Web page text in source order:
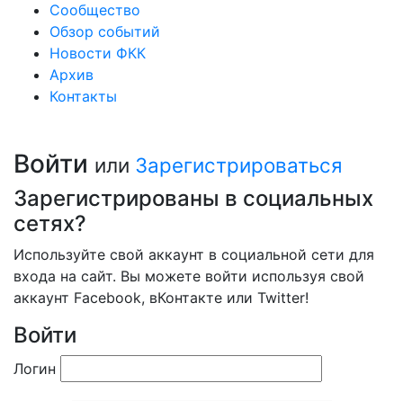
Сообщество
Обзор событий
Новости ФКК
Архив
Контакты
Войти или Зарегистрироваться
Зарегистрированы в социальных
сетях?
Используйте свой аккаунт в социальной сети для
входа на сайт. Вы можете войти используя свой
аккаунт Facebook, вКонтакте или Twitter!
Войти
Логин